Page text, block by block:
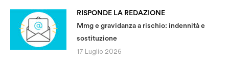
RISPONDE LA REDAZIONE
Mmg e gravidanza a rischio: indennità e
sostituzione
17 Luglio 2026